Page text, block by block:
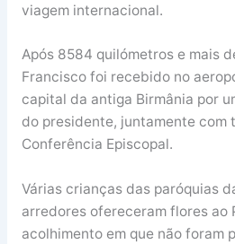
viagem internacional.
Após 8584 quilómetros e mais
Francisco foi recebido no
capital da antiga Birmânia por
do presidente, juntamente com
Conferência Episcopal.
Várias crianças das paróquias
arredores ofereceram flores ao
acolhimento em que não foram